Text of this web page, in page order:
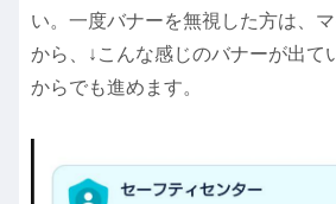
い。一度バナーを無視した方は、
から、↓こんな感じのバナーが出て
からでも進めます。